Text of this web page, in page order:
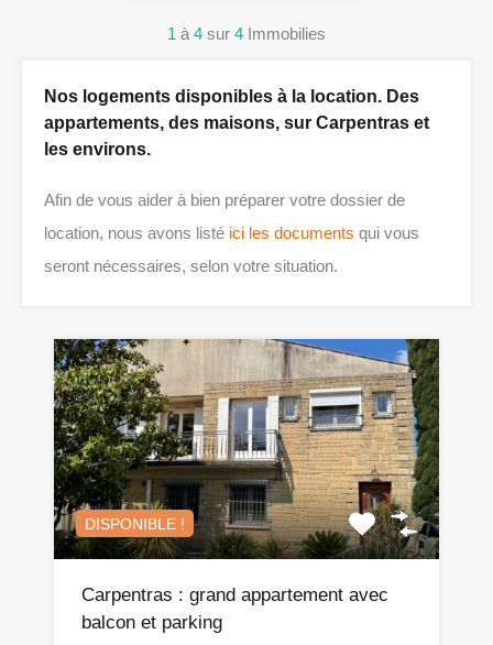
1 à 4 sur 4 Immobilies
Nos logements disponibles à la location. Des
appartements, des maisons, sur Carpentras et
les environs.
Afin de vous aider à bien préparer votre dossier de
location, nous avons listé ici les documents qui vous
seront nécessaires, selon votre situation.
DISPONIBLE !
Carpentras : grand appartement avec
balcon et parking